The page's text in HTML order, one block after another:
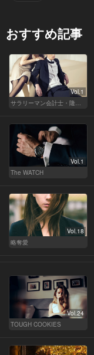
おすすめ記事
Vol.1
サラリーマン会計士・隆一の迷い
Vol.1
The WATCH
Vol.18
略奪愛
Vol.24
TOUGH COOKIES